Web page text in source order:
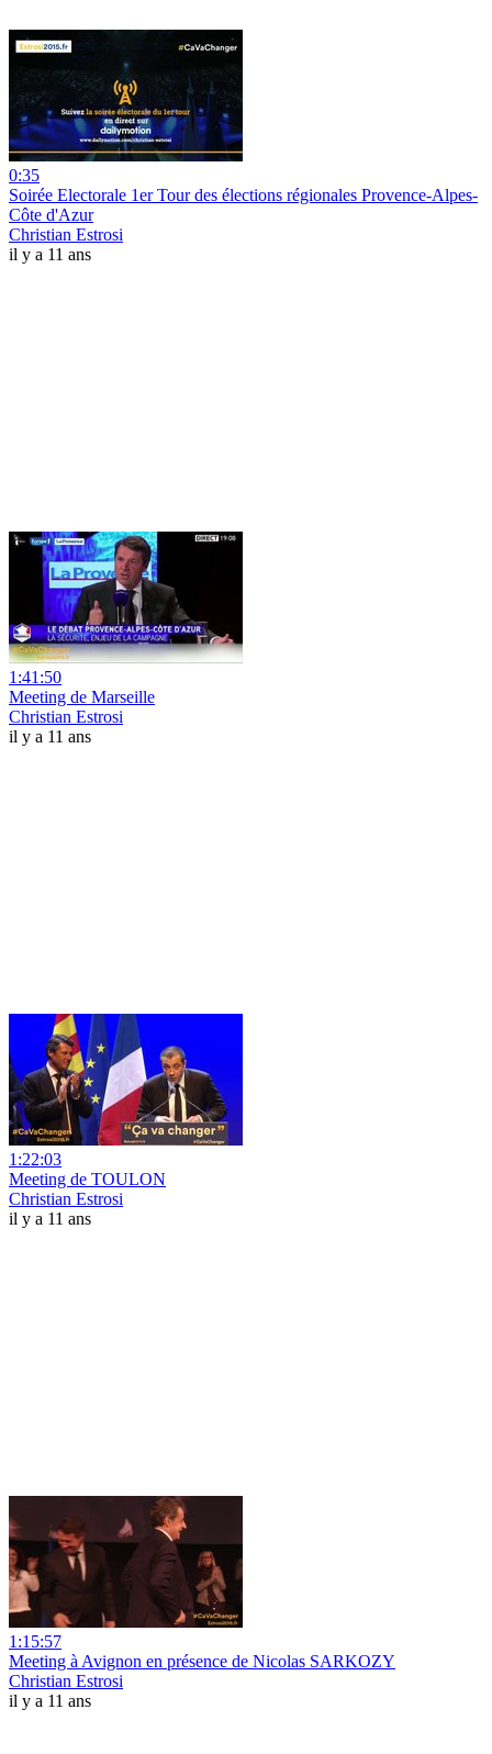
0:35
Soirée Electorale 1er Tour des élections régionales Provence-Alpes-
Côte d'Azur
Christian Estrosi
il y a 11 ans
1:41:50
Meeting de Marseille
Christian Estrosi
il y a 11 ans
1:22:03
Meeting de TOULON
Christian Estrosi
il y a 11 ans
1:15:57
Meeting à Avignon en présence de Nicolas SARKOZY
Christian Estrosi
il y a 11 ans